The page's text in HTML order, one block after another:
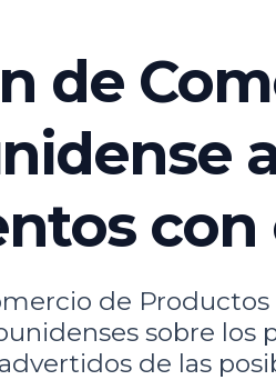
de
de
sobre
de las